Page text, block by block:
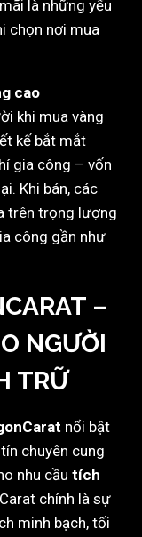
là những yếu
chọn nơi mua
cao
khi mua vàng
kế bắt mắt
gia công – vốn
Khi bán, các
trên trọng lượng
công gần như
–
NGƯỜI
TRỮ
nổi bật
chuyên cung
nhu cầu tích
chính là sự
minh bạch, tối